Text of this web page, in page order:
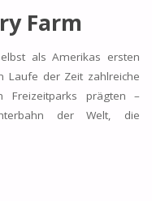
Farm
als Amerikas ersten
Laufe der Zeit zahlreiche
Freizeitparks prägten –
der Welt, die